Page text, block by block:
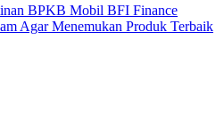
BPKB Mobil BFI Finance
Agar Menemukan Produk Terbaik